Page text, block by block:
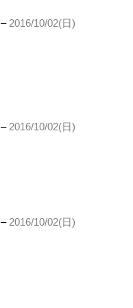
–2016/10/02(日)
–2016/10/02(日)
–2016/10/02(日)